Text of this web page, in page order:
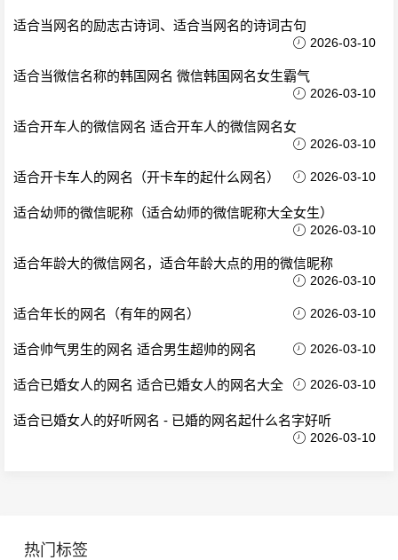
适合当网名的励志古诗词、适合当网名的诗词古句
2026-03-10
适合当微信名称的韩国网名 微信韩国网名女生霸气
2026-03-10
适合开车人的微信网名 适合开车人的微信网名女
2026-03-10
适合开卡车人的网名（开卡车的起什么网名） 2026-03-10
适合幼师的微信昵称（适合幼师的微信昵称大全女生）
2026-03-10
适合年龄大的微信网名，适合年龄大点的用的微信昵称
2026-03-10
适合年长的网名（有年的网名） 2026-03-10
适合帅气男生的网名 适合男生超帅的网名 2026-03-10
适合已婚女人的网名 适合已婚女人的网名大全 2026-03-10
适合已婚女人的好听网名 - 已婚的网名起什么名字好听
2026-03-10
热门标签